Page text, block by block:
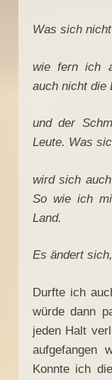
Was sich
wie fern ich
auch nicht die
und der
Leute. Was
wird sich
So wie ich
Land.
Es ändert
Durfte ich
würde dann
jeden Halt
aufgefangen
Konnte ich